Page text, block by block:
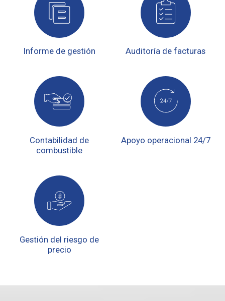
Informe de gestión Auditoría de facturas
Contabilidad de
combustible
Apoyo operacional 24/7
Gestión del riesgo de
precio